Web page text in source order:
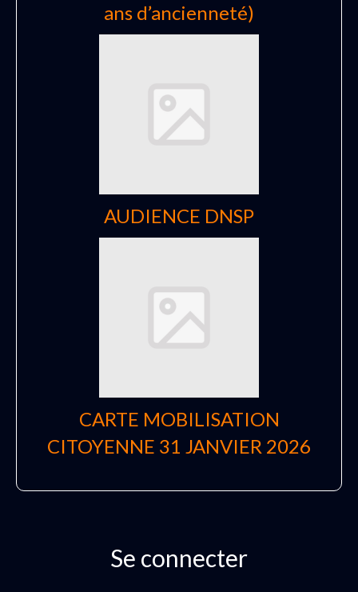
ans d’ancienneté)
AUDIENCE DNSP
CARTE MOBILISATION
CITOYENNE 31 JANVIER 2026
Se connecter